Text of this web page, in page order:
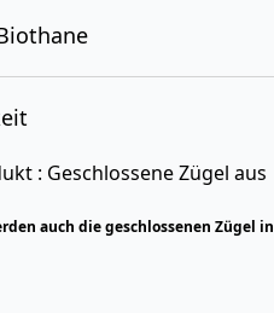
: Geschlossene Zügel aus
auch die geschlossenen Zügel in